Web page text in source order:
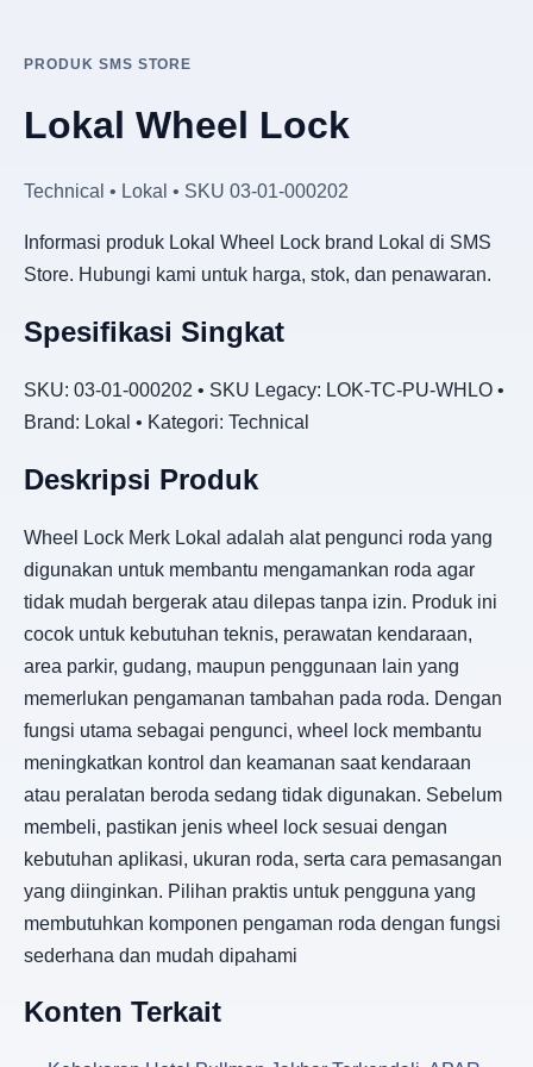
PRODUK SMS STORE
Lokal Wheel Lock
Technical • Lokal • SKU 03-01-000202
Informasi produk Lokal Wheel Lock brand Lokal di SMS
Store. Hubungi kami untuk harga, stok, dan penawaran.
Spesifikasi Singkat
SKU: 03-01-000202 • SKU Legacy: LOK-TC-PU-WHLO •
Brand: Lokal • Kategori: Technical
Deskripsi Produk
Wheel Lock Merk Lokal adalah alat pengunci roda yang
digunakan untuk membantu mengamankan roda agar
tidak mudah bergerak atau dilepas tanpa izin. Produk ini
cocok untuk kebutuhan teknis, perawatan kendaraan,
area parkir, gudang, maupun penggunaan lain yang
memerlukan pengamanan tambahan pada roda. Dengan
fungsi utama sebagai pengunci, wheel lock membantu
meningkatkan kontrol dan keamanan saat kendaraan
atau peralatan beroda sedang tidak digunakan. Sebelum
membeli, pastikan jenis wheel lock sesuai dengan
kebutuhan aplikasi, ukuran roda, serta cara pemasangan
yang diinginkan. Pilihan praktis untuk pengguna yang
membutuhkan komponen pengaman roda dengan fungsi
sederhana dan mudah dipahami
Konten Terkait